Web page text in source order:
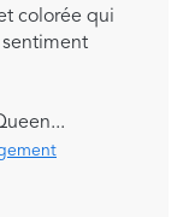
colorée qui